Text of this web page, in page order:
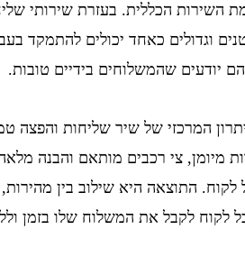
הכללית. בעזרת שירותי
כאחד יכולים להתמקד
שהמשלוחים בידיים טובות.
המרכזי של שיר שליחות והפצה טמון
צי רכבים מותאם והבנה מלאה
התוצאה היא שילוב בין מהירות,
לקבל את המשלוח שלו בזמן וללא